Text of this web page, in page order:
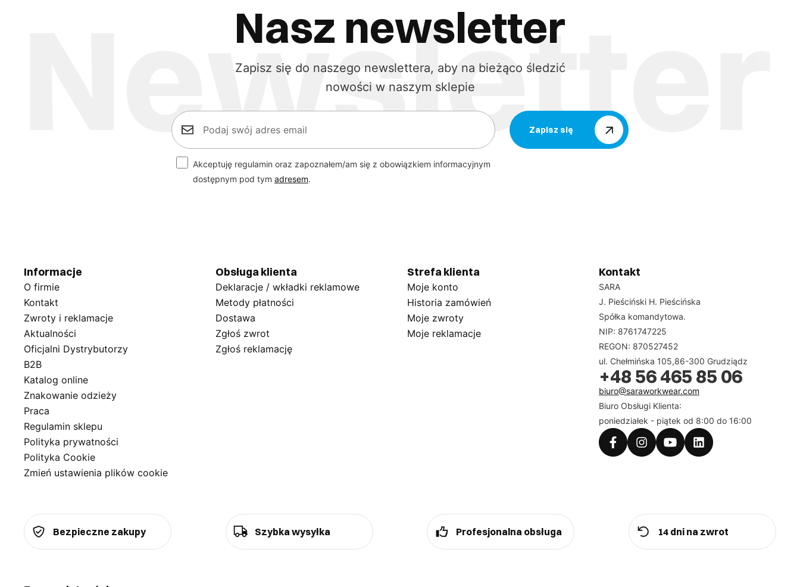
Nasz newsletter
Zapisz się do naszego newslettera, aby na bieżąco śledzić
nowości w naszym sklepie
Zapisz się
Akceptuję regulamin oraz zapoznałem/am się z obowiązkiem informacyjnym
dostępnym pod tym adresem.
Informacje
O firmie
Kontakt
Zwroty i reklamacje
Aktualności
Oficjalni Dystrybutorzy
B2B
Katalog online
Znakowanie odzieży
Praca
Regulamin sklepu
Polityka prywatności
Polityka Cookie
Zmień ustawienia plików cookie
Obsługa klienta
Deklaracje / wkładki reklamowe
Metody płatności
Dostawa
Zgłoś zwrot
Zgłoś reklamację
Strefa klienta
Moje konto
Historia zamówień
Moje zwroty
Moje reklamacje
Kontakt
SARA
J. Pieściński H. Pieścińska
Spółka komandytowa.
NIP: 8761747225
REGON: 870527452
ul. Chełmińska 105,86-300 Grudziądz
+48 56 465 85 06
biuro@saraworkwear.com
Biuro Obsługi Klienta:
poniedziałek - piątek od 8:00 do 16:00
Bezpieczne zakupy Szybka wysyłka Profesjonalna obsługa 14 dni na zwrot